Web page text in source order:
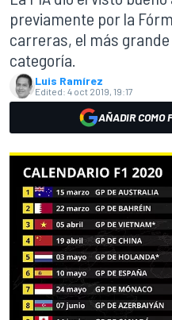
previamente por la
carreras, el más
categoría.
Luis Ramírez
Edited: 4 oct 2019, 19:17
AÑADIR COMO